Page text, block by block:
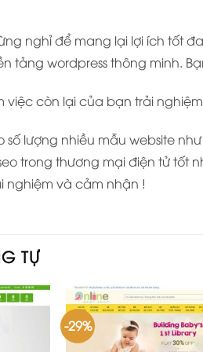
nghỉ để mang lại lợi ích tốt
tảng wordpress thông minh.
việc còn lại của bạn trải
lượng nhiều mẫu website
trong thương mại điện tử tốt
nghiệm và cảm nhận !
TỰ
-29%